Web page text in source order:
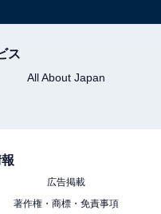
ス
All About Japan
広告掲載
著作権・商標・免責事項